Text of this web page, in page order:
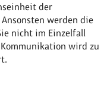
der
werden die
nicht im Einzelfall
wird zu